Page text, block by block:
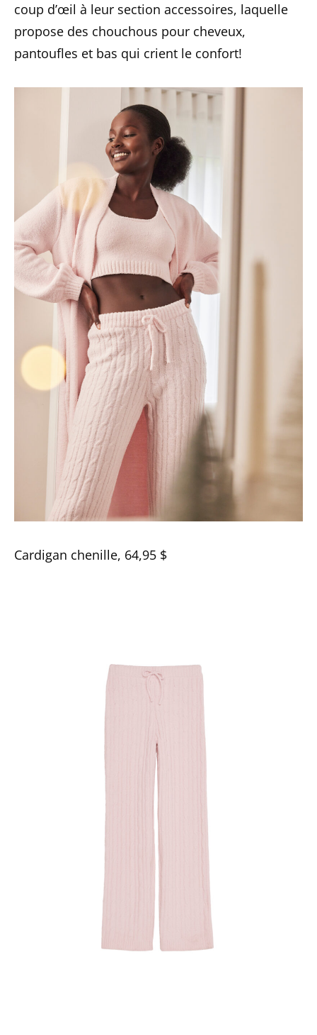
coup d’œil à leur section accessoires, laquelle
propose des chouchous pour cheveux,
pantoufles et bas qui crient le confort!
Cardigan chenille, 64,95 $